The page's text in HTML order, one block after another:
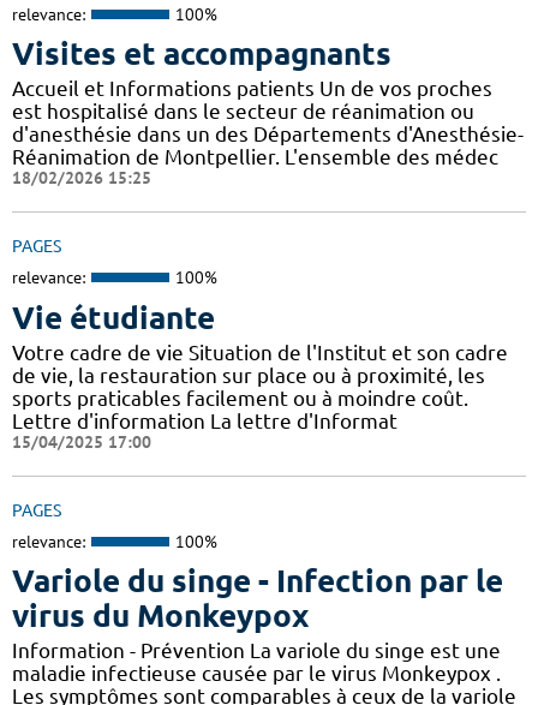
relevance: 100%
Visites et accompagnants
Accueil et Informations patients Un de vos proches
est hospitalisé dans le secteur de réanimation ou
d'anesthésie dans un des Départements d'Anesthésie-
Réanimation de Montpellier. L'ensemble des médec
18/02/2026 15:25
PAGES
relevance: 100%
Vie étudiante
Votre cadre de vie Situation de l'Institut et son cadre
de vie, la restauration sur place ou à proximité, les
sports praticables facilement ou à moindre coût.
Lettre d'information La lettre d'Informat
15/04/2025 17:00
PAGES
relevance: 100%
Variole du singe - Infection par le
virus du Monkeypox
Information - Prévention La variole du singe est une
maladie infectieuse causée par le virus Monkeypox .
Les symptômes sont comparables à ceux de la variole